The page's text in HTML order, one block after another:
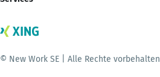
© New Work SE | Alle Rechte vorbehalten